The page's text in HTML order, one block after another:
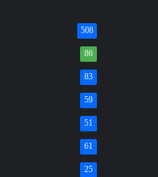
508
86
83
59
51
61
25